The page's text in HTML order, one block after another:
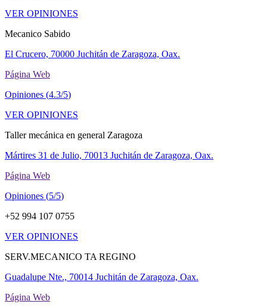
VER OPINIONES
Mecanico Sabido
El Crucero, 70000 Juchitán de Zaragoza, Oax.
Página Web
Opiniones (4.3/5)
VER OPINIONES
Taller mecánica en general Zaragoza
Mártires 31 de Julio, 70013 Juchitán de Zaragoza, Oax.
Página Web
Opiniones (5/5)
+52 994 107 0755
VER OPINIONES
SERV.MECANICO TA REGINO
Guadalupe Nte., 70014 Juchitán de Zaragoza, Oax.
Página Web